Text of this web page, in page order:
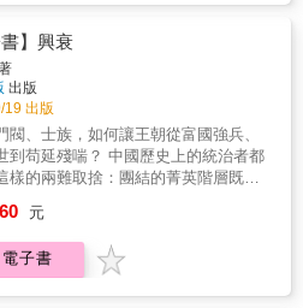
往。過去研究歷史強調「精讀」，也
脈絡。但以數位形式儲存的資料，讓
用「遠讀」的方式，也就是用機器閱
研究者得以發現文本中隱藏的主題與
此，不僅僅是研究方式改變，連研究
可能產生了變化。從數位化歷史學到
學當利用數位技術和演算法等新興數
分析歷史素材的方式出現後，數位歷
學科分支也被創造了出來。同時數位
帶來跨學科的研究。而AR、VR在歷史
運用，以及用視覺化展示歷史及沉浸
增進公眾參與等等，也都成為數位歷
進而介紹數位歷史學的概念，以及概
據時代研究的問題和方法。在閱讀完
將會意識到，我們已經進入人人都可
研究，且每個歷史研究者都可以是數
家的時代。歷史學的數位化浪潮自20
葉起，許多機關團體便有意識將過去
數位化方式保存，舉凡文獻、地圖、
音&hellip;&hellip;都可透過網路或資料
因此，以往藏在故紙堆裡的資料，不
入21世紀後，數位化趨勢更進一步影
研究的方式。比如閱讀史料的方式也
往。過去研究歷史強調「精讀」，也
書】興衰
出版
19 出版
閥、士族，如何讓王朝從富國強兵、
喘？ 中國歷史上的統治者都
樣的兩難取捨：團結的菁英階層既能
而王朝存續更久？ ․哪個朝代的君王
政變的風險最大？ ․統治者藉由分化
控權力，如何導致朝代衰亡？ ․統治
元
電子書